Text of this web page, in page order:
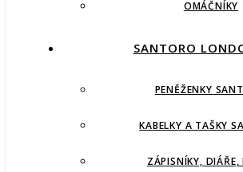
OMÁČNÍKY
SANTORO
PENĚŽENKY
KABELKY A TAŠKY
ZÁPISNÍKY, DIÁŘE,